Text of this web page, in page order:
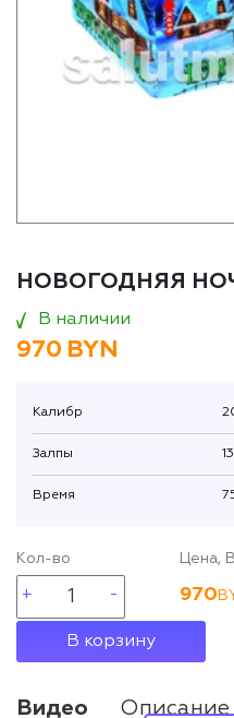
НОВОГОДНЯЯ
В наличии
970 BYN
Калибр
Залпы
Время
Кол-во Цена,
970
В корзину
Видео Описание